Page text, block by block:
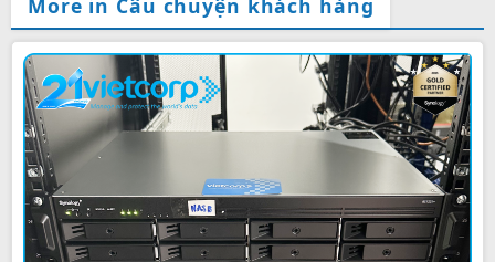
More in Câu chuyện khách hàng